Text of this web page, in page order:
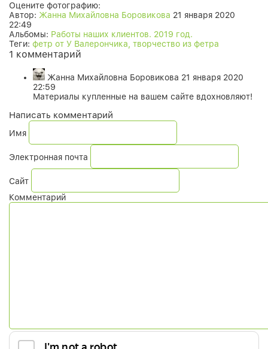
Оцените фотографию:
Автор: Жанна Михайловна Боровикова 21 января 2020
22:49
Альбомы: Работы наших клиентов. 2019 год.
Теги: фетр от У Валерончика, творчество из фетра
1 комментарий
Жанна Михайловна Боровикова 21 января 2020
22:59
Материалы купленные на вашем сайте вдохновляют!
Написать комментарий
Имя
Электронная почта
Сайт
Комментарий